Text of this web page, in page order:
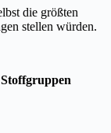
die größten
stellen würden.